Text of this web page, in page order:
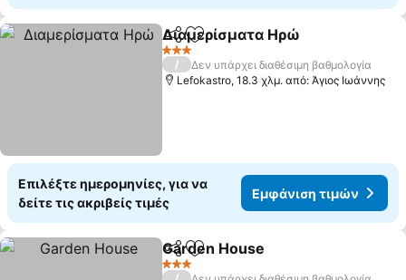
Κοινοποίηση
Προσθήκη στα αγαπημένα
Διαμερίσματα Ηρώ
3 Αστέρια
/
Δεν υπάρχει διαθέσιμη βαθμολογία
Lefokastro, 18.3 χλμ. από: Άγιος Ιωάννης
Επιλέξτε ημερομηνίες, για να
δείτε τις ακριβείς τιμές
Εμφάνιση τιμών
Κοινοποίηση
Προσθήκη στα αγαπημένα
Garden House
3 Αστέρια